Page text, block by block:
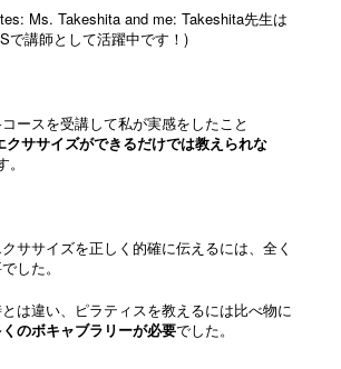
Ms. Takeshita and me: Takeshita先生は
で講師として活躍中です！)
ースを受講して私が実感をしたこと
クササイズができるだけでは教えられな
ササイズを正しく的確に伝えるには、全く
した。
は違い、ピラティスを教えるには比べ物に
のボキャブラリーが必要でした。